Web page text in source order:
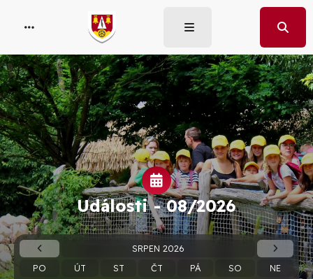
Události -08/2026
SRPEN 2026
PO
ÚT ST ČT PÁ SO
NE